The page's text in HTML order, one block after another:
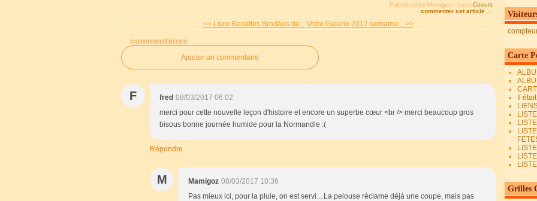
Published by Mamigoz - dans Coeurs
commenter cet article
<< Livre Recettes Brodées de... Votre Galerie 2017 semaine... >>
commentaires
Ajouter un commentaire
F fred 08/03/2017 06:02
merci pour cette nouvelle leçon d'histoire et encore un superbe cœur <br /> merci beaucoup gros
bisous bonne journée humide pour la Normandie :(
Répondre
M Mamigoz 08/03/2017 10:36
Pas mieux ici, pour la pluie, on est servi....La pelouse réclame déjà une coupe, mais pas
Carte
Il
Grilles